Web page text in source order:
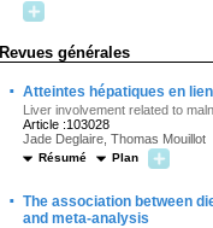
Revues générales
· Atteintes hépatiques en
Liver involvement related to
Article :103028
Jade Deglaire, Thomas Mouillot
Résumé Plan
· The association between
and meta-analysis